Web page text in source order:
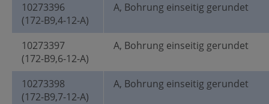
10273396
(172-B9,4-12-A)
A, Bohrung einseitig gerundet
10273397
(172-B9,6-12-A)
A, Bohrung einseitig gerundet
10273398
(172-B9,7-12-A)
A, Bohrung einseitig gerundet